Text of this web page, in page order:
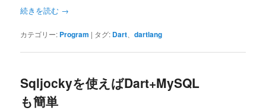
続きを読む →
カテゴリー: Program | タグ: Dart 、dartlang
Sqljockyを使えばDart+MySQL
も簡単